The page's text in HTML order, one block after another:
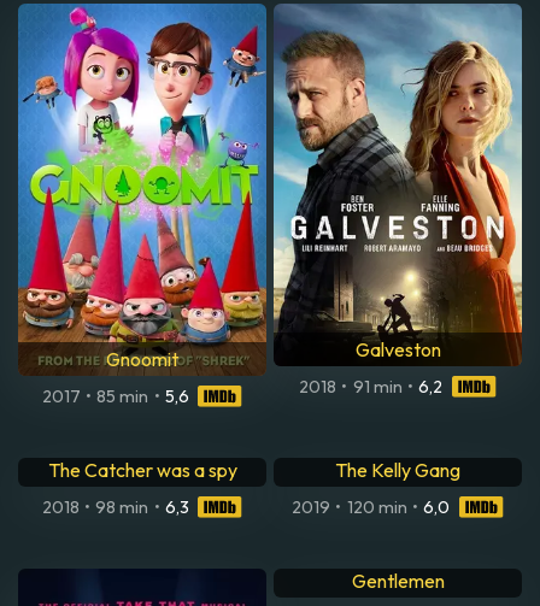
Gnoomit
2017 • 85 min • 5,6
Galveston
2018 • 91 min • 6,2
The Catcher was a spy
2018 • 98 min • 6,3
The Kelly Gang
2019 • 120 min • 6,0
Gentlemen